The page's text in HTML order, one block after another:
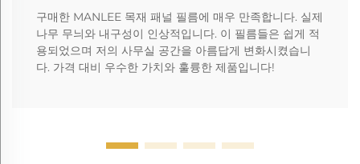
구매한 MANLEE 목재 패널 필름에 매우 만족합니다. 실제
나무 무늬와 내구성이 인상적입니다. 이 필름들은 쉽게 적
용되었으며 저의 사무실 공간을 아름답게 변화시켰습니
다. 가격 대비 우수한 가치와 훌륭한 제품입니다!